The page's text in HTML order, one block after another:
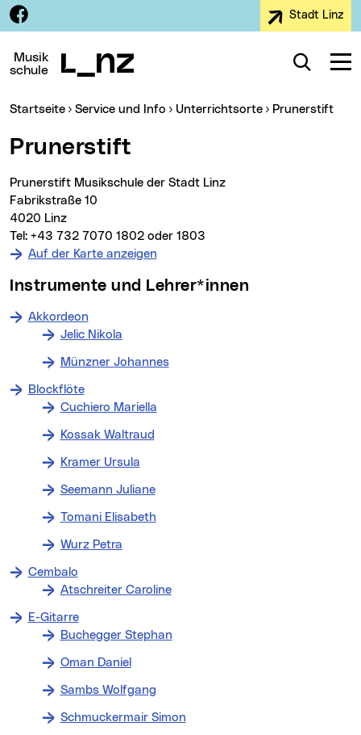
Facebook Stadt Linz
Musik
schule
Suche
Sie sind hier:
Startseite Service und Info Unterrichtsorte(aktueller
Prunerstift
Prunerstift
Prunerstift Musikschule der Stadt Linz
Fabrikstraße 10
4020 Linz
Tel: +43 732 7070 1802 oder 1803
Auf der Karte anzeigen
Instrumente und Lehrer*innen
Akkordeon
Jelic Nikola
Münzner Johannes
Blockflöte
Cuchiero Mariella
Kossak Waltraud
Kramer Ursula
Seemann Juliane
Tomani Elisabeth
Wurz Petra
Cembalo
Atschreiter Caroline
E-Gitarre
Buchegger Stephan
Oman Daniel
Sambs Wolfgang
Schmuckermair Simon